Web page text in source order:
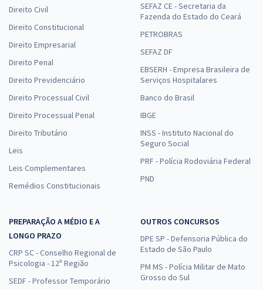
Direito Civil
Direito Constitucional
Direito Empresarial
Direito Penal
Direito Previdenciário
Direito Processual Civil
Direito Processual Penal
Direito Tributário
Leis
Leis Complementares
Remédios Constitucionais
SEFAZ CE - Secretaria da
Fazenda do Estado do Ceará
PETROBRAS
SEFAZ DF
EBSERH - Empresa Brasileira de
Serviços Hospitalares
Banco do Brasil
IBGE
INSS - Instituto Nacional do
Seguro Social
PRF - Polícia Rodoviária Federal
PND
PREPARAÇÃO A MÉDIO E A
LONGO PRAZO
CRP SC - Conselho Regional de
Psicologia - 12ª Região
SEDF - Professor Temporário
OUTROS CONCURSOS
DPE SP - Defensoria Pública do
Estado de São Paulo
PM MS - Polícia Militar de Mato
Grosso do Sul